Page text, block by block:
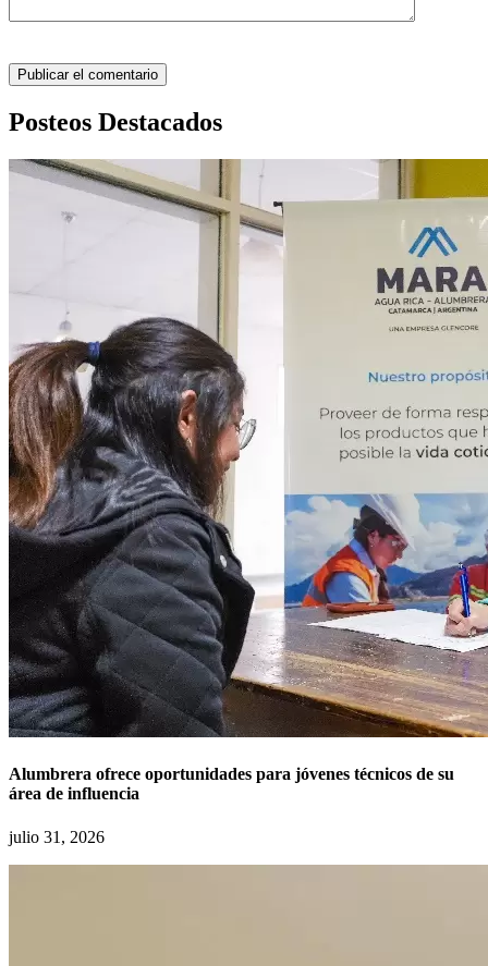
Posteos Destacados
Alumbrera ofrece oportunidades para jóvenes técnicos de su
área de influencia
julio 31, 2026